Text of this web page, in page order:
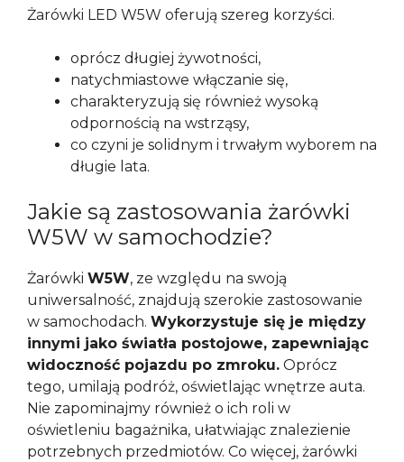
Żarówki LED W5W oferują szereg korzyści.
oprócz długiej żywotności,
natychmiastowe włączanie się,
charakteryzują się również wysoką
odpornością na wstrząsy,
co czyni je solidnym i trwałym wyborem na
długie lata.
Jakie są zastosowania żarówki
W5W w samochodzie?
Żarówki W5W, ze względu na swoją
uniwersalność, znajdują szerokie zastosowanie
w samochodach. Wykorzystuje się je między
innymi jako światła postojowe, zapewniając
widoczność pojazdu po zmroku. Oprócz
tego, umilają podróż, oświetlając wnętrze auta.
Nie zapominajmy również o ich roli w
oświetleniu bagażnika, ułatwiając znalezienie
potrzebnych przedmiotów. Co więcej, żarówki